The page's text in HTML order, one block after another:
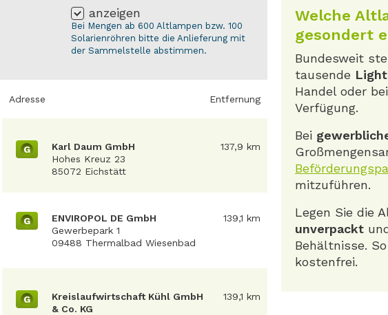
anzeigen
Bei Mengen ab 600 Altlampen bzw. 100
Solarienröhren bitte die Anlieferung mit
der Sammelstelle abstimmen.
Adresse Entfernung
G
Karl Daum GmbH
Hohes Kreuz 23
85072 Eichstätt
137,9 km
G
ENVIROPOL DE GmbH
Gewerbepark 1
09488 Thermalbad Wiesenbad
139,1 km
G
Kreislaufwirtschaft Kühl GmbH
& Co. KG
139,1 km
Welche
gesondert
Bundesweit
tausende
Handel oder
Verfügung.
Bei
mitzuführen.
Legen Sie die
unverpackt
Behältnisse.
kostenfrei.